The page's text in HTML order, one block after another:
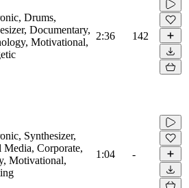
Drums,
Documentary,
Motivational,
2:36 142
Synthesizer,
Media, Corporate,
Motivational,
1:04 -